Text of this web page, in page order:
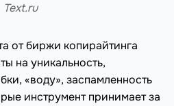
Text.ru
от биржи копирайтинга
на уникальность,
«воду», заспамленность
инструмент принимает за